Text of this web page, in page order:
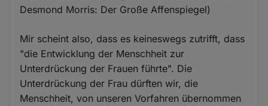
Desmond Morris: Der Große Affenspiegel)
Mir scheint also, dass es keineswegs zutrifft, dass
"die Entwicklung der Menschheit zur
Unterdrückung der Frauen führte". Die
Unterdrückung der Frau dürften wir, die
Menschheit, von unseren Vorfahren übernommen